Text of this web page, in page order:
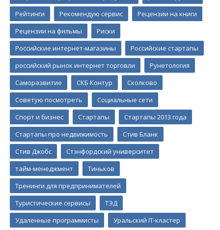
Рейтинги
Рекомендую сервис
Рецензии на книги
Рецензии на фильмы
Риски
Российские интернет-магазины
Российские стартапы
российский рынок интернет торговли
Рунетология
Саморазвитие
СКБ Контур
Сколково
Советую посмотреть
Социальные сети
Спорт и бизнес
Стартапы
Стартапы 2013 года
Стартапы про недвижимость
Стив Бланк
Стив Джобс
Стэнфордский университет
тайм-менеджмент
Тиньков
Тренинги для предпринимателей
Туристические сервисы
ТЭД
Удаленные программисты
Уральский IT-кластер